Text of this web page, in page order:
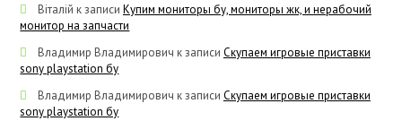
Віталій к записи Купим мониторы бу, мониторы жк, и нерабочий
монитор на запчасти
Владимир Владимирович к записи Скупаем игровые приставки
sony playstation бу
Владимир Владимирович к записи Скупаем игровые приставки
sony playstation бу